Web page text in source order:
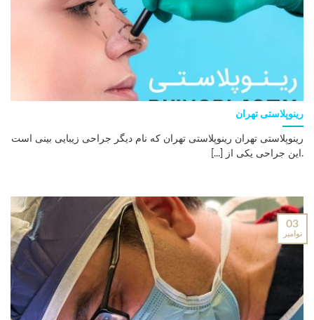
رینوپلاستی تهران
رینوپلاستی تهران رینوپلاستی تهران که نام دیگر جراحی زیبایی بینی است
.این جراحی یکی از [...]
03
نوامبر